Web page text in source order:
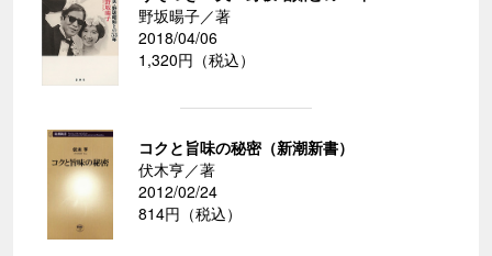
野坂暘子／著
2018/04/06
1,320円（税込）
コクと旨味の秘密（新潮新書）
伏木亨／著
2012/02/24
814円（税込）